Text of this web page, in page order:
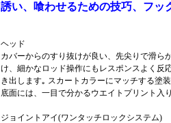
誘い、喰わせるための技巧、フッ
ヘッド
カバーからのすり抜けが良い、先尖りで滑ら
け、細かなロッド操作にもレスポンスよく反
き出します｡ スカートカラーにマッチする塗
底面には、一目で分かるウエイトプリント入り
ジョイントアイ(ワンタッチロックシステム)